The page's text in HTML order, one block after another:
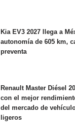
Kia EV3 2027 llega a
autonomía de 605 km,
preventa
Renault Master Diésel
con el mejor
del mercado de
ligeros